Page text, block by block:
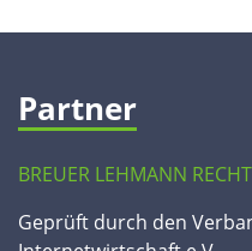
Partner
BREUER LEHMANN
Geprüft durch den